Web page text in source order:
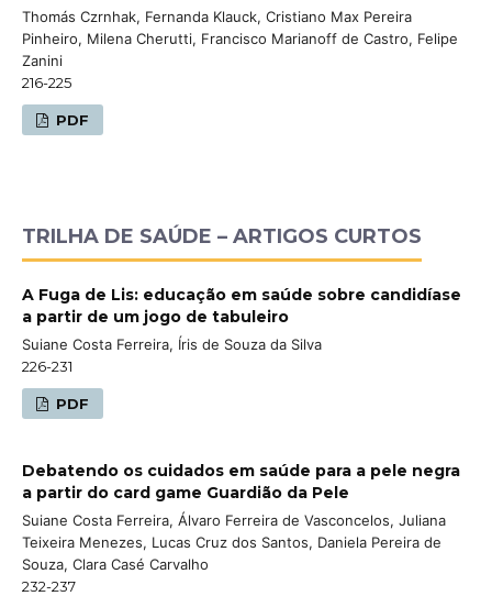
Thomás Czrnhak, Fernanda Klauck, Cristiano Max Pereira
Pinheiro, Milena Cherutti, Francisco Marianoff de Castro, Felipe
Zanini
216-225
PDF
TRILHA DE SAÚDE – ARTIGOS CURTOS
A Fuga de Lis: educação em saúde sobre candidíase
a partir de um jogo de tabuleiro
Suiane Costa Ferreira, Íris de Souza da Silva
226-231
PDF
Debatendo os cuidados em saúde para a pele negra
a partir do card game Guardião da Pele
Suiane Costa Ferreira, Álvaro Ferreira de Vasconcelos, Juliana
Teixeira Menezes, Lucas Cruz dos Santos, Daniela Pereira de
Souza, Clara Casé Carvalho
232-237